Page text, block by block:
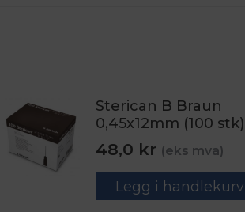
Sterican B Braun
0,45x12mm (100 stk)
48,0 kr (eks mva)
Legg i handlekurv